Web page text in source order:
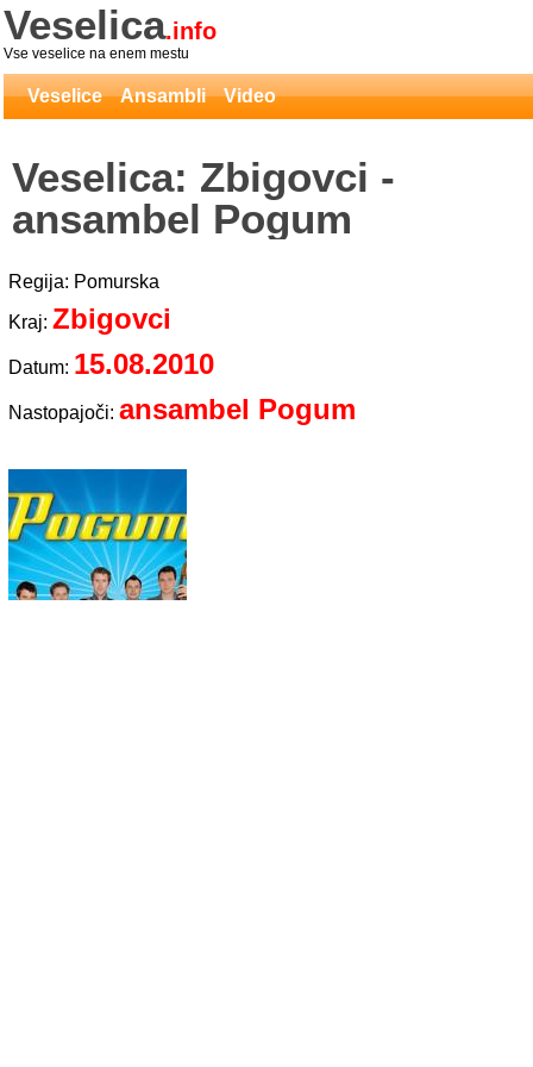
Veselica.info
Vse veselice na enem mestu
Veselice Ansambli Video
Veselica: Zbigovci -
ansambel Pogum
Regija: Pomurska
Kraj: Zbigovci
Datum: 15.08.2010
Nastopajoči: ansambel Pogum